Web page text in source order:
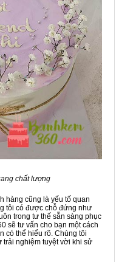
chất lượng
hàng cũng là yếu tố quan
tôi có được chỗ đứng như
trong tư thế sẵn sàng phục
sẽ tư vấn cho bạn một cách
có thể hiểu rõ. Chúng tôi
trải nghiệm tuyệt vời khi sử